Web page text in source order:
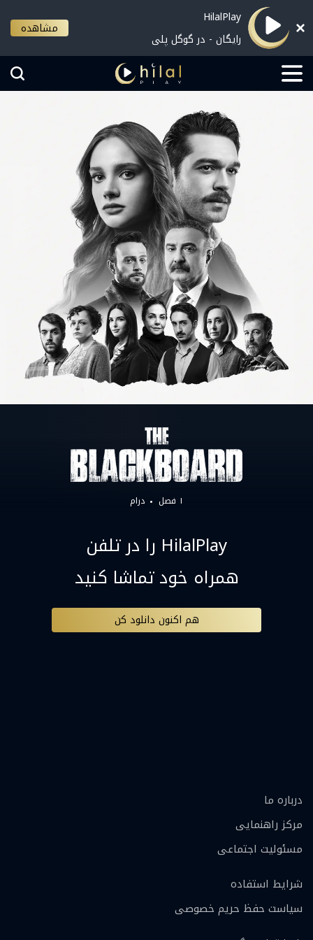
HilalPlay
رایگان - در گوگل پلی
مشاهده
۱ فصل درام
HilalPlay را در تلفن
همراه خود تماشا کنید
هم اکنون دانلود کن
درباره ما
مرکز راهنمایی
مسئولیت اجتماعی
شرایط استفاده
سیاست حفظ حریم خصوصی